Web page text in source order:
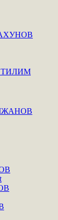
ТИЛИМ